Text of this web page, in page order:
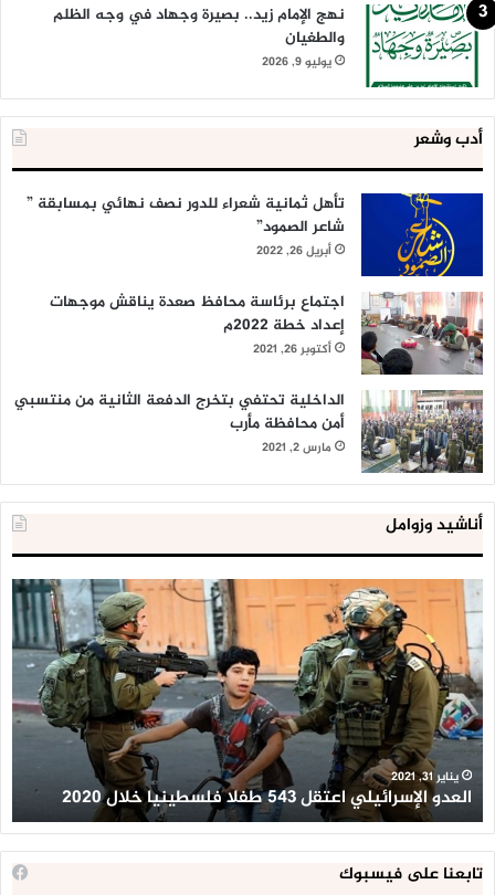
نهج الإمام زيد.. بصيرة وجهاد في وجه الظلم
والطغيان
يوليو 9, 2026
أدب وشعر
تأهل ثمانية شعراء للدور نصف نهائي بمسابقة ”
شاعر الصمود”
أبريل 26, 2022
اجتماع برئاسة محافظ صعدة يناقش موجهات
إعداد خطة 2022م
أكتوبر 26, 2021
الداخلية تحتفي بتخرج الدفعة الثانية من منتسبي
أمن محافظة مأرب
مارس 2, 2021
أناشيد وزوامل
العدو
الإسرائيلي
اعتقل
543
طفلا
فلسطينيا
خلال
2020
يناير 31, 2021
العدو الإسرائيلي اعتقل 543 طفلا فلسطينيا خلال 2020
تابعنا على فيسبوك